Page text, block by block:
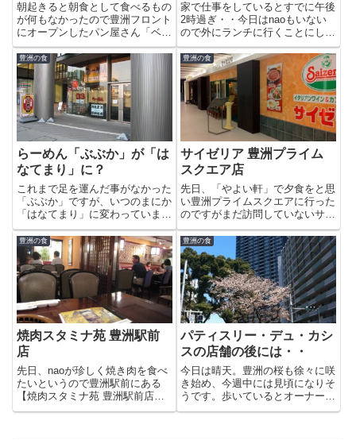
朝起きると朝食として食べるもの
が何もなかったので豊洲フロント
にオープンしたパン屋さん「ベル
ベ 豊洲店」さんにnaoと行ってみ
ることにしました。ベルベさん
は、神奈川に本店があるパン屋さ
ん（神奈川地区に１3店舗）で東
京には、世田谷区（上町店・池...
家で仕事をしているとすでに午後
2時過ぎ・・今日はnaoもいない
ので外にランチに行くことにしま
した。「行ったことがないところ
が良いな〜っ」と思いついたのが
シエルタワーにある【万福食堂
豊洲駅前店】。ここは、夜は居酒
屋になり、いつも混んでいて行...
豊洲の食
らーめん「ぶぶか」が「は
なてまり」に？
これまで足を運んだ事がなかった
「ぶぶか」ですが、いつのまにか
「はなてまり」に変わっていまし
た。一度も行かないうちになくな
ってしまった…京風らーめん、３
９０円だそうです。以前「あかさ
たな」というお店があって、店名
を変更して「はなてまり」にな
っ...
豊洲の食
サイゼリア 豊洲プライム
スクエア店
先日、「やよい軒」で夕食をと思
い豊洲プライムスクエアに行った
のですがまだ訪問していないサイ
ゼリアに入ってみることになりま
した。サイゼリアは、珉珉（みん
みん）と同じく六本木でデスクワ
ークをしていた頃によくランチで
行った思い出があります。豊洲
で...
豊洲の食
焼肉スタミナ苑 豊洲駅前
店
先日、naoが珍しく焼き肉を食べ
たいというので豊洲駅前にある
【焼肉スタミナ苑 豊洲駅前店】
に行ってきました。ここは、かな
豊洲の食
パティスリー・デュ・カシ
スの店舗の後には・・
今日は晴天。豊洲の桜も徐々に咲
き始め、今週中には見頃になりそ
うです。歩いているとオーナーさ
んがビルを売却して3月末に閉店